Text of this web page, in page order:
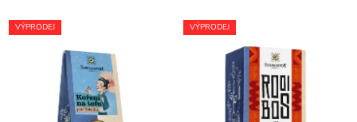
VÝPRODEJ VÝPRODEJ